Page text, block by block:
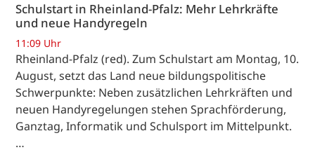
Schulstart in Rheinland-Pfalz: Mehr Lehrkräfte
und neue Handyregeln
11:09 Uhr
Rheinland-Pfalz (red). Zum Schulstart am Montag, 10.
August, setzt das Land neue bildungspolitische
Schwerpunkte: Neben zusätzlichen Lehrkräften und
neuen Handyregelungen stehen Sprachförderung,
Ganztag, Informatik und Schulsport im Mittelpunkt.
…